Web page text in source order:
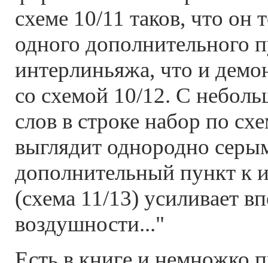
схеме 10/11 таков, что он
одного дополнительного
интерлиньяжа, что и
со схемой 10/12. С
слов в строке набор по
выглядит однородно
дополнительный пункт к
(схема 11/13) усиливает
воздушности..."